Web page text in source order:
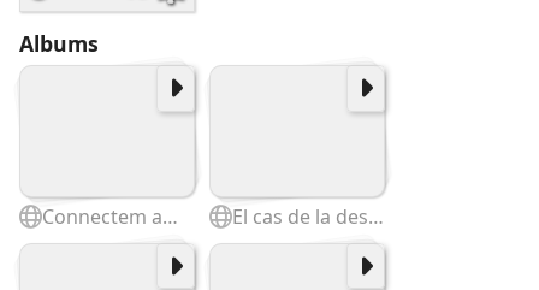
Albums
Connectem amb l'entorn. Les caixes de la natura El cas de la desaparició del turó